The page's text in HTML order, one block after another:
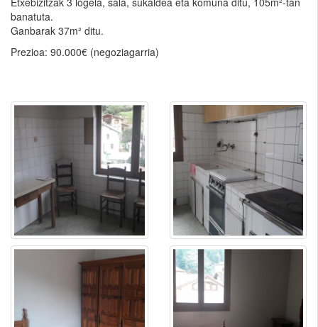
banatuta.
Ganbarak 37m² ditu.
Prezioa: 90.000€ (negoziagarria)